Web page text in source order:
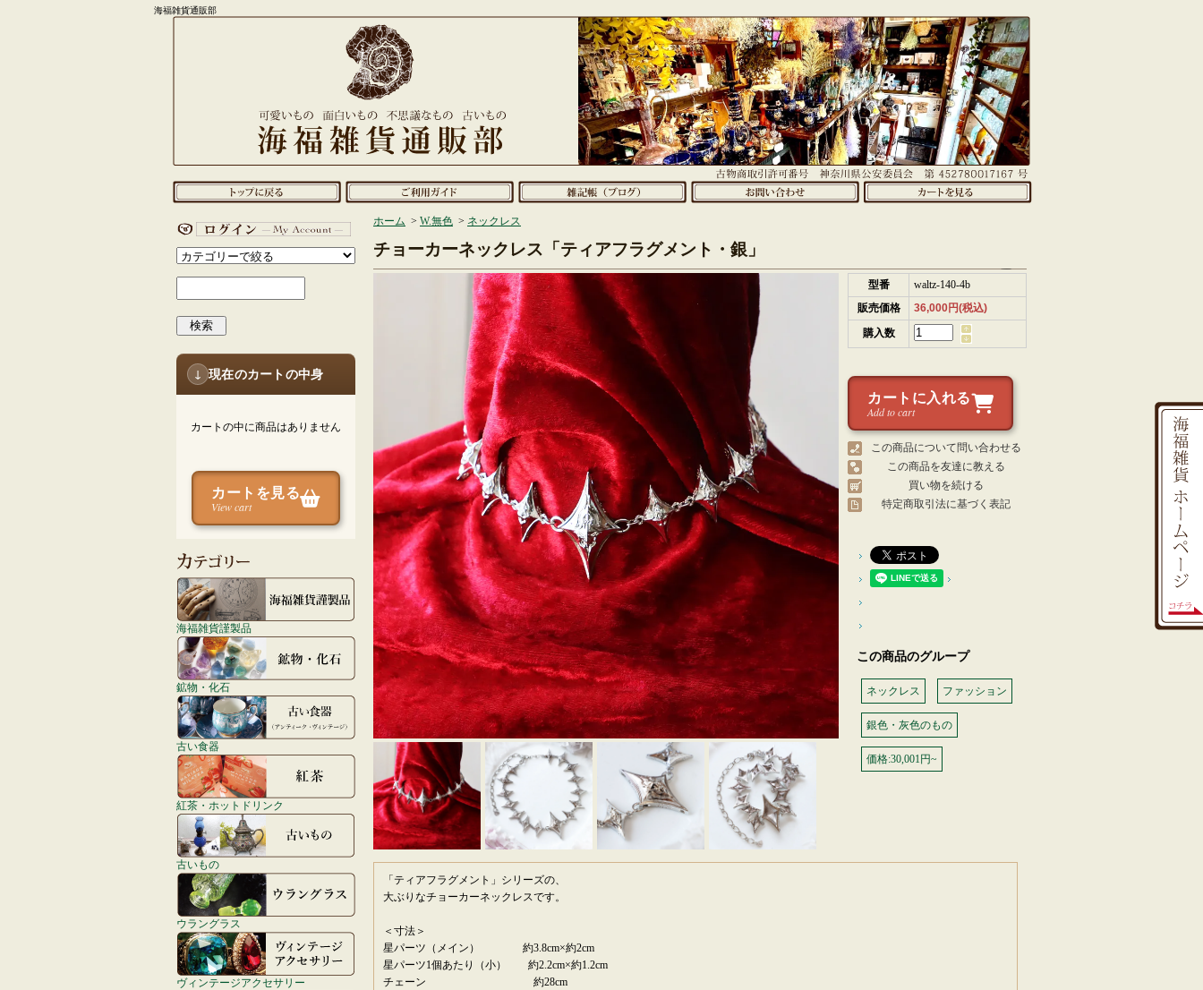
海福雑貨通販部
検索
↓ 現在のカートの中身
カートの中に商品はありません
カートを見る
View cart
海福雑貨謹製品
鉱物・化石
古い食器
紅茶・ホットドリンク
古いもの
ウラングラス
ヴィンテージアクセサリー
ホーム > W.無色 > ネックレス
チョーカーネックレス「ティアフラグメント・銀」
型番
waltz-140-4b
販売価格
36,000円(税込)
購入数
カートに入れる
Add to cart
この商品について問い合わせる
この商品を友達に教える
買い物を続ける
特定商取引法に基づく表記
この商品のグループ
ネックレス ファッション
銀色・灰色のもの
価格:30,001円~
「ティアフラグメント」シリーズの、
大ぶりなチョーカーネックレスです。
＜寸法＞
星パーツ（メイン） 約3.8cm×約2cm
星パーツ1個あたり（小） 約2.2cm×約1.2cm
チェーン 約28cm